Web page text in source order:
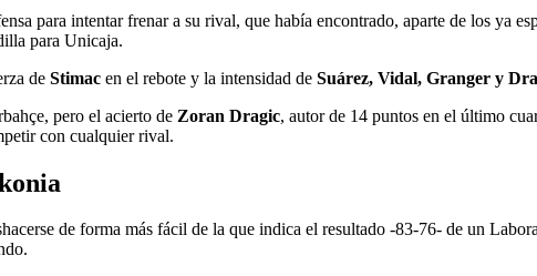
para intentar frenar a su rival, que había encontrado, aparte de los ya
para Unicaja.
de Stimac en el rebote y la intensidad de Suárez, Vidal, Granger y
pero el acierto de Zoran Dragic, autor de 14 puntos en el último
con cualquier rival.
de forma más fácil de la que indica el resultado -83-76- de un